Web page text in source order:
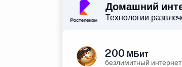
Домашний
Технологии
200 МБит
безлимитный интернет